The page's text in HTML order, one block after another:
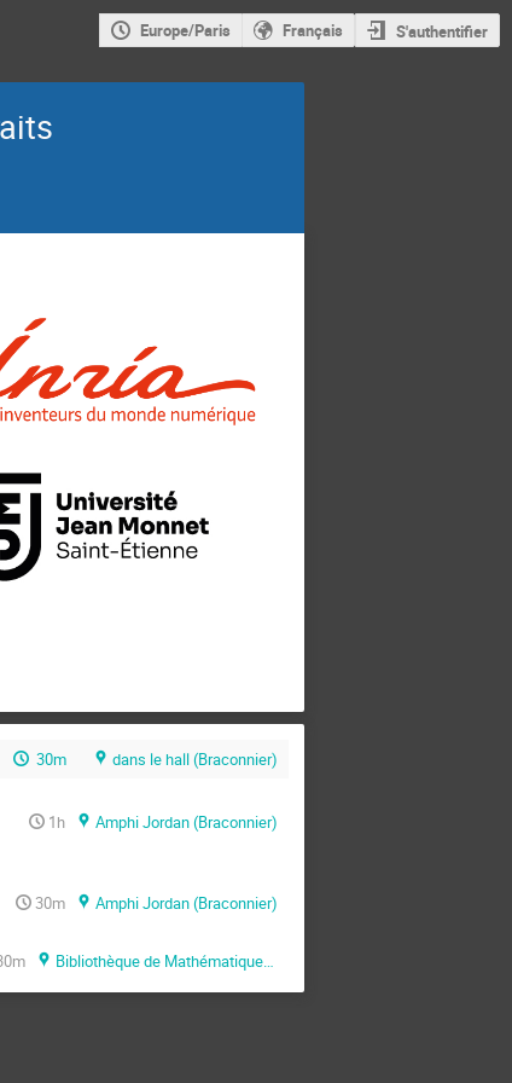
Europe/Paris Français S'authentifier
30m dans le hall (Braconnier)
1h
Amphi Jordan (Braconnier)
30m Amphi Jordan (Braconnier)
Bibliothèque de Mathématiques (Braconnier)